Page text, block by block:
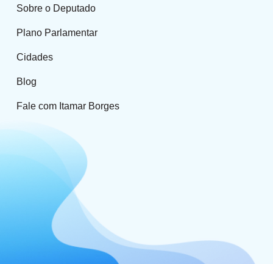
Sobre o Deputado
Plano Parlamentar
Cidades
Blog
Fale com Itamar Borges